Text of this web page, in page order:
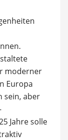
moderner
Europa
sein, aber
Jahre solle